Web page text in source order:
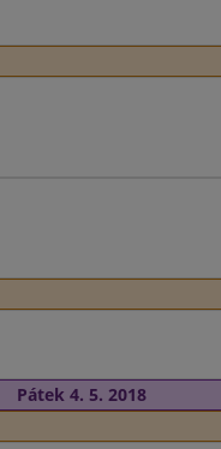
Pátek 4. 5. 2018